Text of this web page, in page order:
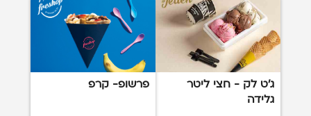
ג'ט לק - חצי ליטר
גלידה
פרשופ- קרפ